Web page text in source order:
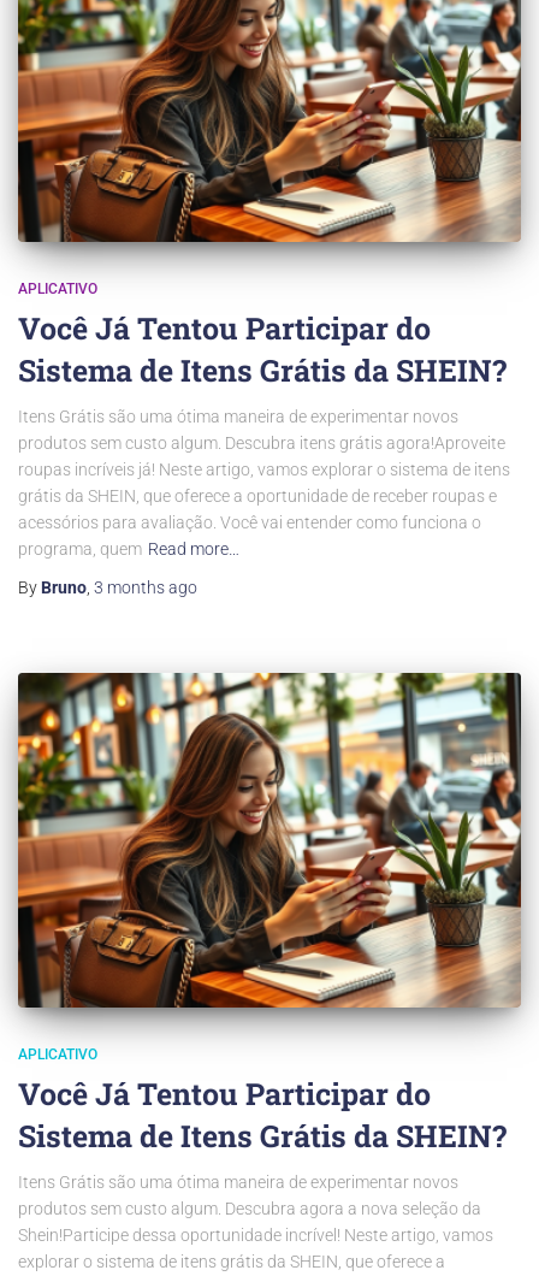
APLICATIVO
Você Já Tentou Participar do
Sistema de Itens Grátis da SHEIN?
Itens Grátis são uma ótima maneira de experimentar novos
produtos sem custo algum. Descubra itens grátis agora!Aproveite
roupas incríveis já! Neste artigo, vamos explorar o sistema de itens
grátis da SHEIN, que oferece a oportunidade de receber roupas e
acessórios para avaliação. Você vai entender como funciona o
programa, quem Read more…
By Bruno 3 monthsago
APLICATIVO
Você Já Tentou Participar do
Sistema de Itens Grátis da SHEIN?
Itens Grátis são uma ótima maneira de experimentar novos
produtos sem custo algum. Descubra agora a nova seleção da
Shein!Participe dessa oportunidade incrível! Neste artigo, vamos
explorar o sistema de itens grátis da SHEIN, que oferece a